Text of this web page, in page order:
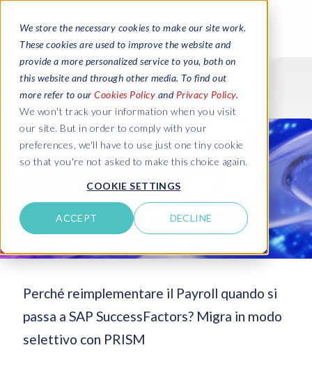
We store the necessary cookies to make our site work.
These cookies are used to improve the website and
provide a more personalized service to you, both on
this website and through other media. To find out
more refer to our Cookies Policy and Privacy Policy.
We won't track your information when you visit
our site. But in order to comply with your
preferences, we'll have to use just one tiny cookie
so that you're not asked to make this choice again.
COOKIE SETTINGS
ACCEPT DECLINE
Perché reimplementare il Payroll quando si
passa a SAP SuccessFactors? Migra in modo
selettivo con PRISM